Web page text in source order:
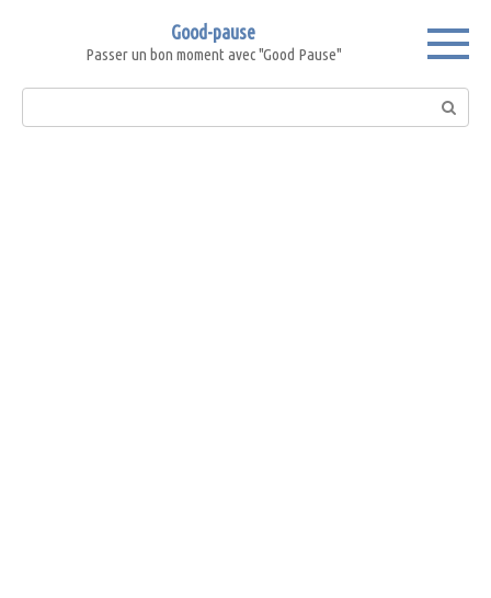
Good-pause
Passer un bon moment avec "Good Pause"
Search: